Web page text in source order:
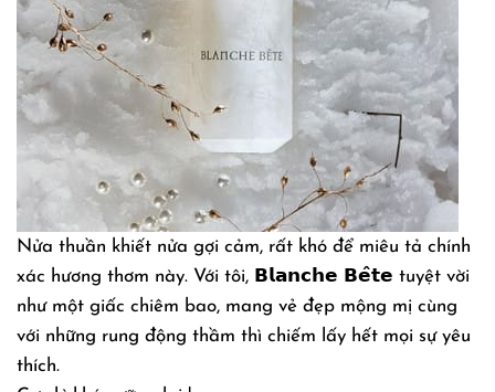
Nửa thuần khiết nửa gợi cảm, rất khó để miêu tả chính
xác hương thơm này. Với tôi, 𝗕𝗹𝗮𝗻𝗰𝗵𝗲 𝗕𝗲̂𝘁𝗲 tuyệt vời
như một giấc chiêm bao, mang vẻ đẹp mộng mị cùng
với những rung động thầm thì chiếm lấy hết mọi sự yêu
thích.